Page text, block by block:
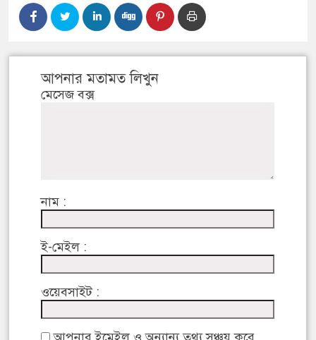
আপনার মতামত লিখুন
মেসেজ বক্স
নাম :
ই-মেইল :
ওয়েবসাইট :